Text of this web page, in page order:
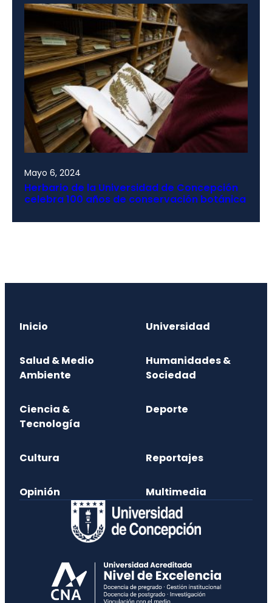
Mayo 6, 2024
Herbario de la Universidad de Concepción
celebra 100 años de conservación botánica
Inicio Universidad
Salud & Medio
Ambiente
Humanidades &
Sociedad
Ciencia &
Tecnología
Deporte
Cultura Reportajes
Opinión Multimedia